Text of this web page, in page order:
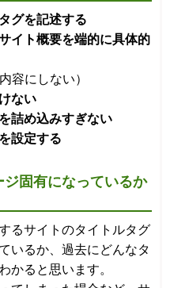
グを記述する
イト概要を端的に具体的
容にしない）
ない
詰め込みすぎない
設定する
固有になっているか
るサイトのタイトルタグ
いるか、過去にどんなタ
かると思います。